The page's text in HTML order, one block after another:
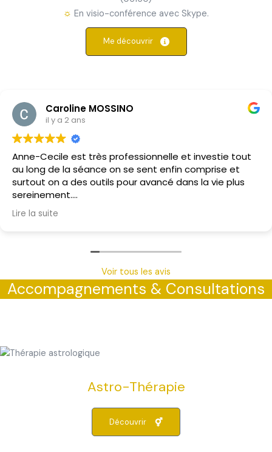
☼ En visio-conférence avec Skype.
Me découvrir
Caroline MOSSINO
il y a 2 ans
Anne-Cecile est très professionnelle et investie tout
au long de la séance on se sent enfin comprise et
surtout on a des outils pour avancé dans la vie plus
sereinement.
J’ai appris beaucoup sur ma famille et les liens grâce
a la psycho généalogie et également grâce a l’étude
car je sent que elle va pouvoir m’aider et beaucoup
m’apprendre sur moi-même.
Merci encore à très vite
Lire la suite
Voir tous les avis
Accompagnements & Consultations
Astro-Thérapie
Découvrir